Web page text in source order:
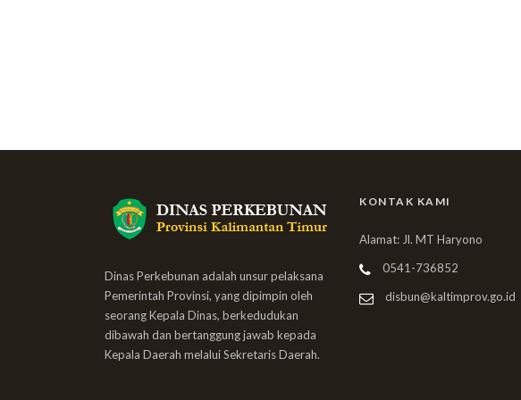
Dinas Perkebunan adalah unsur pelaksana
Pemerintah Provinsi, yang dipimpin oleh
seorang Kepala Dinas, berkedudukan
dibawah dan bertanggung jawab kepada
Kepala Daerah melalui Sekretaris Daerah.
KONTAK KAMI
Alamat: Jl. MT Haryono
0541-736852
disbun@kaltimprov.go.id